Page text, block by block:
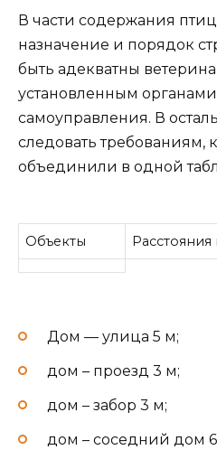
В части содержания
назначение и порядок
быть адекватны
установленным
самоуправления. В
следовать требованиям,
объединили в одной
Объекты
Дом — улица 5 м;
дом – проезд 3 м;
дом – забор 3 м;
дом – соседний дом